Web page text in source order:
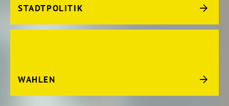
STADTPOLITIK
WAHLEN